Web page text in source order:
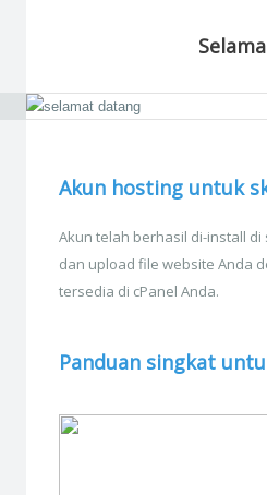
Akun hosting untuk
Akun telah berhasil di-install
dan upload file website Anda
tersedia di cPanel Anda.
Panduan singkat